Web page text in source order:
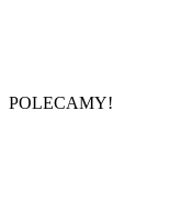
POLECAMY!